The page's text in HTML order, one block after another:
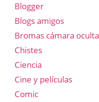
Blogger
Blogs amigos
Bromas cámara oculta
Chistes
Ciencia
Cine y películas
Comic